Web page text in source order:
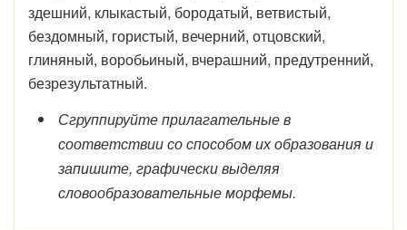
здешний, клыкастый, бородатый, ветвистый,
бездомный, гористый, вечерний, отцовский,
глиняный, воробьиный, вчерашний, предутренний,
безрезультатный.
Сгруппируйте прилагательные в
соответствии со способом их образования и
запишите, графически выделяя
словообразовательные морфемы.